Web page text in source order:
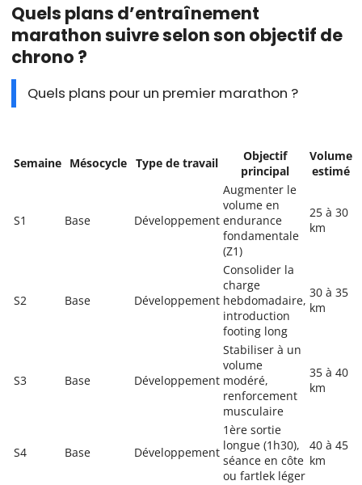
Quels plans d’entraînement
marathon suivre selon son objectif de
chrono ?
Quels plans pour un premier marathon ?
Semaine Mésocycle Type de travail
Objectif
principal
Volume
estimé
S1 Base Développement
Augmenter le
volume en
endurance
fondamentale
(Z1)
25 à 30
km
S2 Base Développement
Consolider la
charge
hebdomadaire,
introduction
footing long
30 à 35
km
S3 Base Développement
Stabiliser à un
volume
modéré,
renforcement
musculaire
35 à 40
km
S4 Base Développement
1ère sortie
longue (1h30),
séance en côte
ou fartlek léger
40 à 45
km